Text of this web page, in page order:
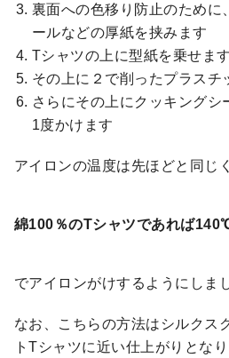
裏面への色移り防止のために
ールなどの厚紙を挟みます
Tシャツの上に型紙を乗せます
その上に２で削ったプラスチ
さらにその上にクッキングシ
1度かけます
アイロンの温度は先ほどと同じ
綿100％のTシャツであれば
でアイロンがけするようにしま
なお、こちらの方法はシルクス
トTシャツに近い仕上がりとな